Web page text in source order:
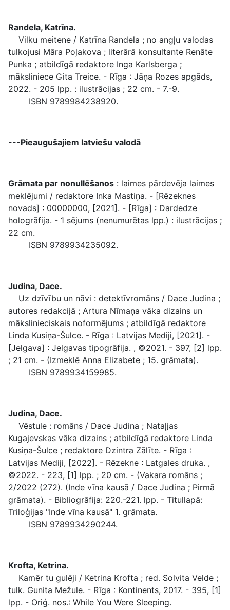
Randela, Katrīna.
Vilku meitene / Katrīna Randela ; no angļu valodas
tulkojusi Māra Poļakova ; literārā konsultante Renāte
Punka ; atbildīgā redaktore Inga Karlsberga ;
māksliniece Gita Treice. - Rīga : Jāņa Rozes apgāds,
2022. - 205 lpp. : ilustrācijas ; 22 cm. - 7.-9.
ISBN 9789984238920.
---Pieaugušajiem latviešu valodā
Grāmata par nonullēšanos : laimes pārdevēja laimes
meklējumi / redaktore Inka Mastiņa. - [Rēzeknes
novads] : 00000000, [2021]. - [Rīga] : Dardedze
hologrāfija. - 1 sējums (nenumurētas lpp.) : ilustrācijas ;
22 cm.
ISBN 9789934235092.
Judina, Dace.
Uz dzīvību un nāvi : detektīvromāns / Dace Judina ;
autores redakcijā ; Artura Nīmaņa vāka dizains un
mākslinieciskais noformējums ; atbildīgā redaktore
Linda Kusiņa-Šulce. - Rīga : Latvijas Mediji, [2021]. -
[Jelgava] : Jelgavas tipogrāfija. , ©2021. - 397, [2] lpp.
; 21 cm. - (Izmeklē Anna Elizabete ; 15. grāmata).
ISBN 9789934159985.
Judina, Dace.
Vēstule : romāns / Dace Judina ; Nataļjas
Kugajevskas vāka dizains ; atbildīgā redaktore Linda
Kusiņa-Šulce ; redaktore Dzintra Zālīte. - Rīga :
Latvijas Mediji, [2022]. - Rēzekne : Latgales druka. ,
©2022. - 223, [1] lpp. ; 20 cm. - (Vakara romāns ;
2/2022 (272). (Inde vīna kausā / Dace Judina ; Pirmā
grāmata). - Bibliogrāfija: 220.-221. lpp. - Titullapā:
Triloģijas "Inde vīna kausā" 1. grāmata.
ISBN 9789934290244.
Krofta, Ketrina.
Kamēr tu gulēji / Ketrina Krofta ; red. Solvita Velde ;
tulk. Gunita Mežule. - Rīga : Kontinents, 2017. - 395, [1]
lpp. - Oriģ. nos.: While You Were Sleeping.